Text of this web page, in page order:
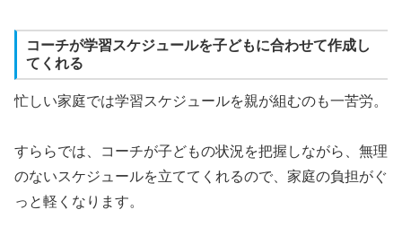
コーチが学習スケジュールを子どもに合わせて作成し
てくれる
忙しい家庭では学習スケジュールを親が組むのも一苦労。
すららでは、コーチが子どもの状況を把握しながら、無理
のないスケジュールを立ててくれるので、家庭の負担がぐ
っと軽くなります。